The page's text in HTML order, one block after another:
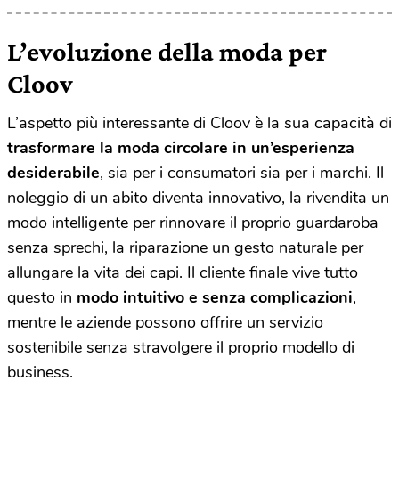
L’evoluzione della moda per
Cloov
L’aspetto più interessante di Cloov è la sua capacità di
trasformare la moda circolare in un’esperienza
desiderabile, sia per i consumatori sia per i marchi. Il
noleggio di un abito diventa innovativo, la rivendita un
modo intelligente per rinnovare il proprio guardaroba
senza sprechi, la riparazione un gesto naturale per
allungare la vita dei capi. Il cliente finale vive tutto
questo in modo intuitivo e senza complicazioni,
mentre le aziende possono offrire un servizio
sostenibile senza stravolgere il proprio modello di
business.